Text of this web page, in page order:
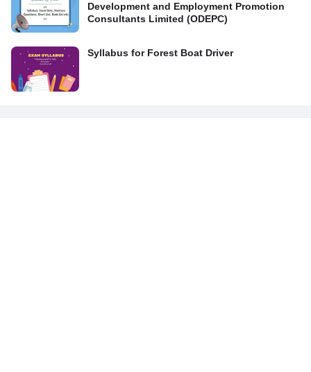
Development and Employment Promotion
Consultants Limited (ODEPC)
Syllabus for Forest Boat Driver